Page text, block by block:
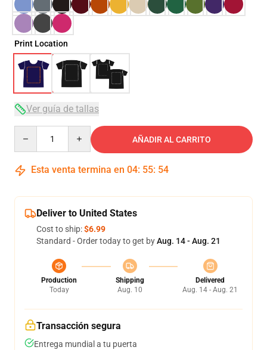
Print Location
Ver guía de tallas
AÑADIR AL CARRITO
Esta venta termina en 04: 55: 54
Deliver to United States
Cost to ship:$6.99
Standard - Order today to get byAug. 14 - Aug. 21
Production
Today
Shipping
Aug. 10
Delivered
Aug. 14 - Aug. 21
Transacción segura
Entrega mundial a tu puerta